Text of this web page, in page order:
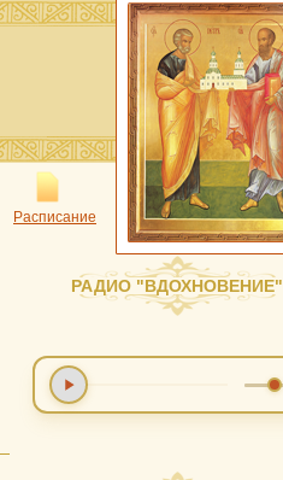
Расписание
РАДИО "ВДОХНОВЕНИЕ"